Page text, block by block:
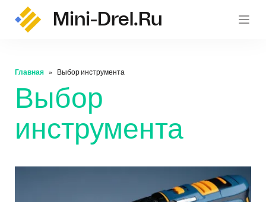
Mini-Drel.ru
Главная Выбор инструмента
Выбор
инструмента